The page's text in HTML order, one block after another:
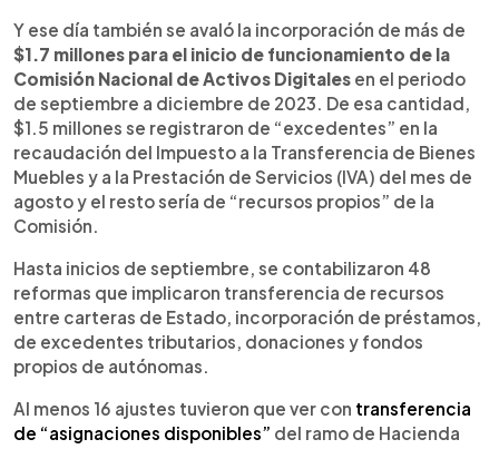
Y ese día también se avaló la incorporación de más de
$1.7 millones para el inicio de funcionamiento de la
Comisión Nacional de Activos Digitales en el periodo
de septiembre a diciembre de 2023. De esa cantidad,
$1.5 millones se registraron de “excedentes” en la
recaudación del Impuesto a la Transferencia de Bienes
Muebles y a la Prestación de Servicios (IVA) del mes de
agosto y el resto sería de “recursos propios” de la
Comisión.
Hasta inicios de septiembre, se contabilizaron 48
reformas que implicaron transferencia de recursos
entre carteras de Estado, incorporación de préstamos,
de excedentes tributarios, donaciones y fondos
propios de autónomas.
Al menos 16 ajustes tuvieron que ver con transferencia
de “asignaciones disponibles” del ramo de Hacienda